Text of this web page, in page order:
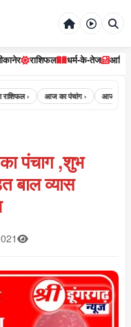
राशिफल धर्म-के-तेज
› आज का पंचांग › आज का पंचांग
पंचाग ,शुभ
बाल व्यास